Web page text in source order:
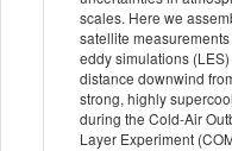
scales. Here we
satellite
eddy simulations
distance downwind
strong, highly
during the Cold-Air
Layer Experiment